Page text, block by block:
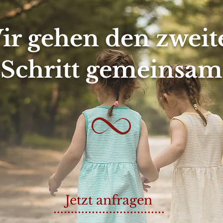
gehen den
Schritt gemeinsam
Jetzt anfragen
................................